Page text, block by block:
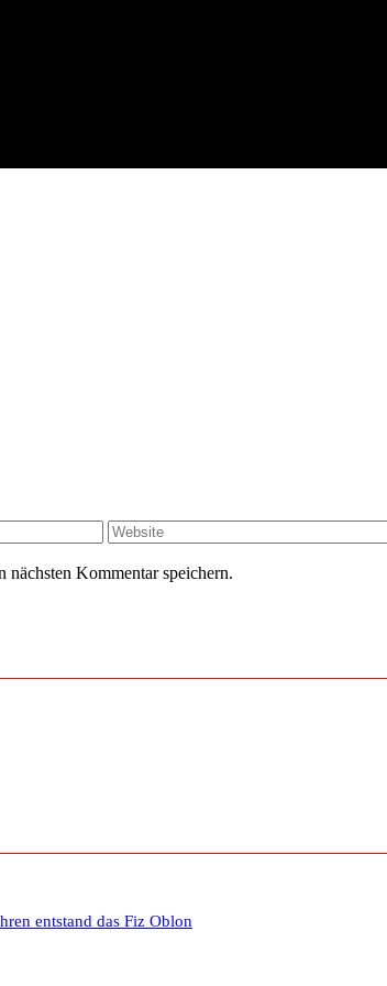
Website
Kommentar speichern.
entstand das Fiz Oblon